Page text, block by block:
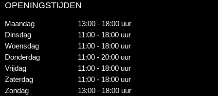
OPENINGSTIJDEN
Maandag
Dinsdag
Woensdag
Donderdag
Vrijdag
Zaterdag
Zondag
13:00 - 18:00 uur
11:00 - 18:00 uur
11:00 - 18:00 uur
11:00 - 20:00 uur
11:00 - 18:00 uur
11:00 - 18:00 uur
13:00 - 18:00 uur